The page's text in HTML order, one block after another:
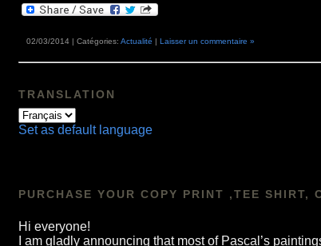
02/03/2014 | Catégories: Actualité | Laisser un commentaire »
TRANSLATION
Set as default language
PURCHASE YOUR COPY PRINT ,TEE SHIRT,
Hi everyone!
I am gladly announcing that most of Pascal’s